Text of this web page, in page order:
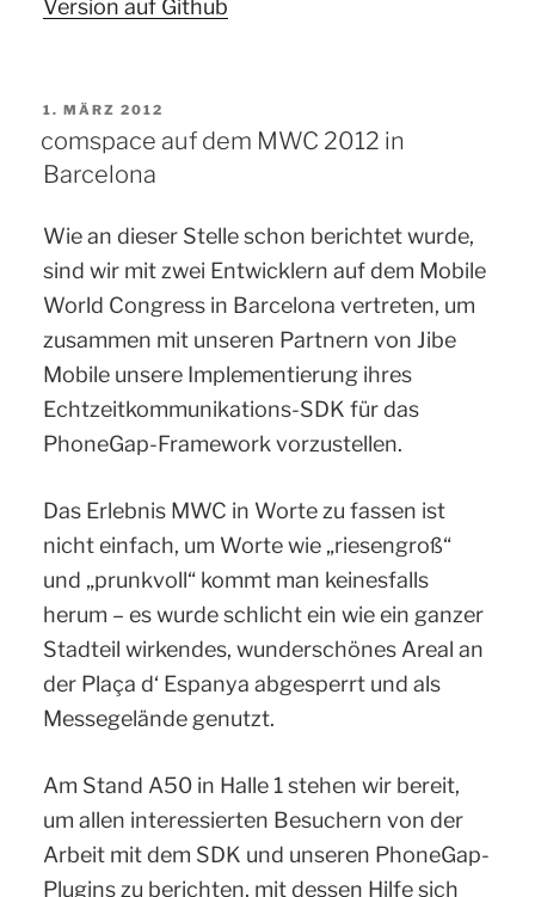
Version auf Github
VERÖFFENTLICHT
1. MÄRZ 2012
comspace auf dem MWC 2012 in
Barcelona
Wie an dieser Stelle schon berichtet wurde,
sind wir mit zwei Entwicklern auf dem Mobile
World Congress in Barcelona vertreten, um
zusammen mit unseren Partnern von Jibe
Mobile unsere Implementierung ihres
Echtzeitkommunikations-SDK für das
PhoneGap-Framework vorzustellen.
Das Erlebnis MWC in Worte zu fassen ist
nicht einfach, um Worte wie „riesengroß“
und „prunkvoll“ kommt man keinesfalls
herum – es wurde schlicht ein wie ein ganzer
Stadteil wirkendes, wunderschönes Areal an
der Plaça d‘ Espanya abgesperrt und als
Messegelände genutzt.
Am Stand A50 in Halle 1 stehen wir bereit,
um allen interessierten Besuchern von der
Arbeit mit dem SDK und unseren PhoneGap-
Plugins zu berichten, mit dessen Hilfe sich